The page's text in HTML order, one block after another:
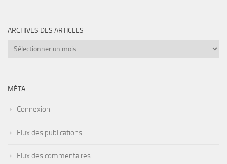
ARCHIVES DES ARTICLES
Archives
MÉTA
Connexion
Flux des publications
Flux des commentaires